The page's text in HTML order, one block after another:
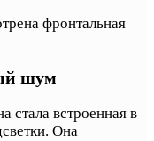
фронтальная
шум
стала встроенная в
Она